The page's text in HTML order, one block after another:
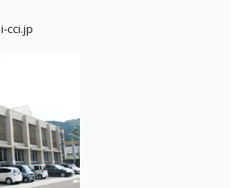
cci.jp